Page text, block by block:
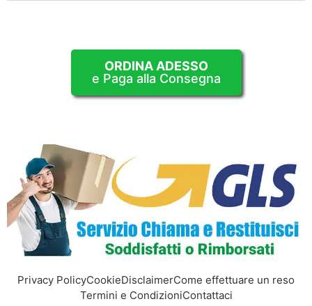
ORDINA ADESSO
e Paga alla Consegna
Privacy PolicyCookieDisclaimerCome effettuare un reso
Termini e CondizioniContattaci